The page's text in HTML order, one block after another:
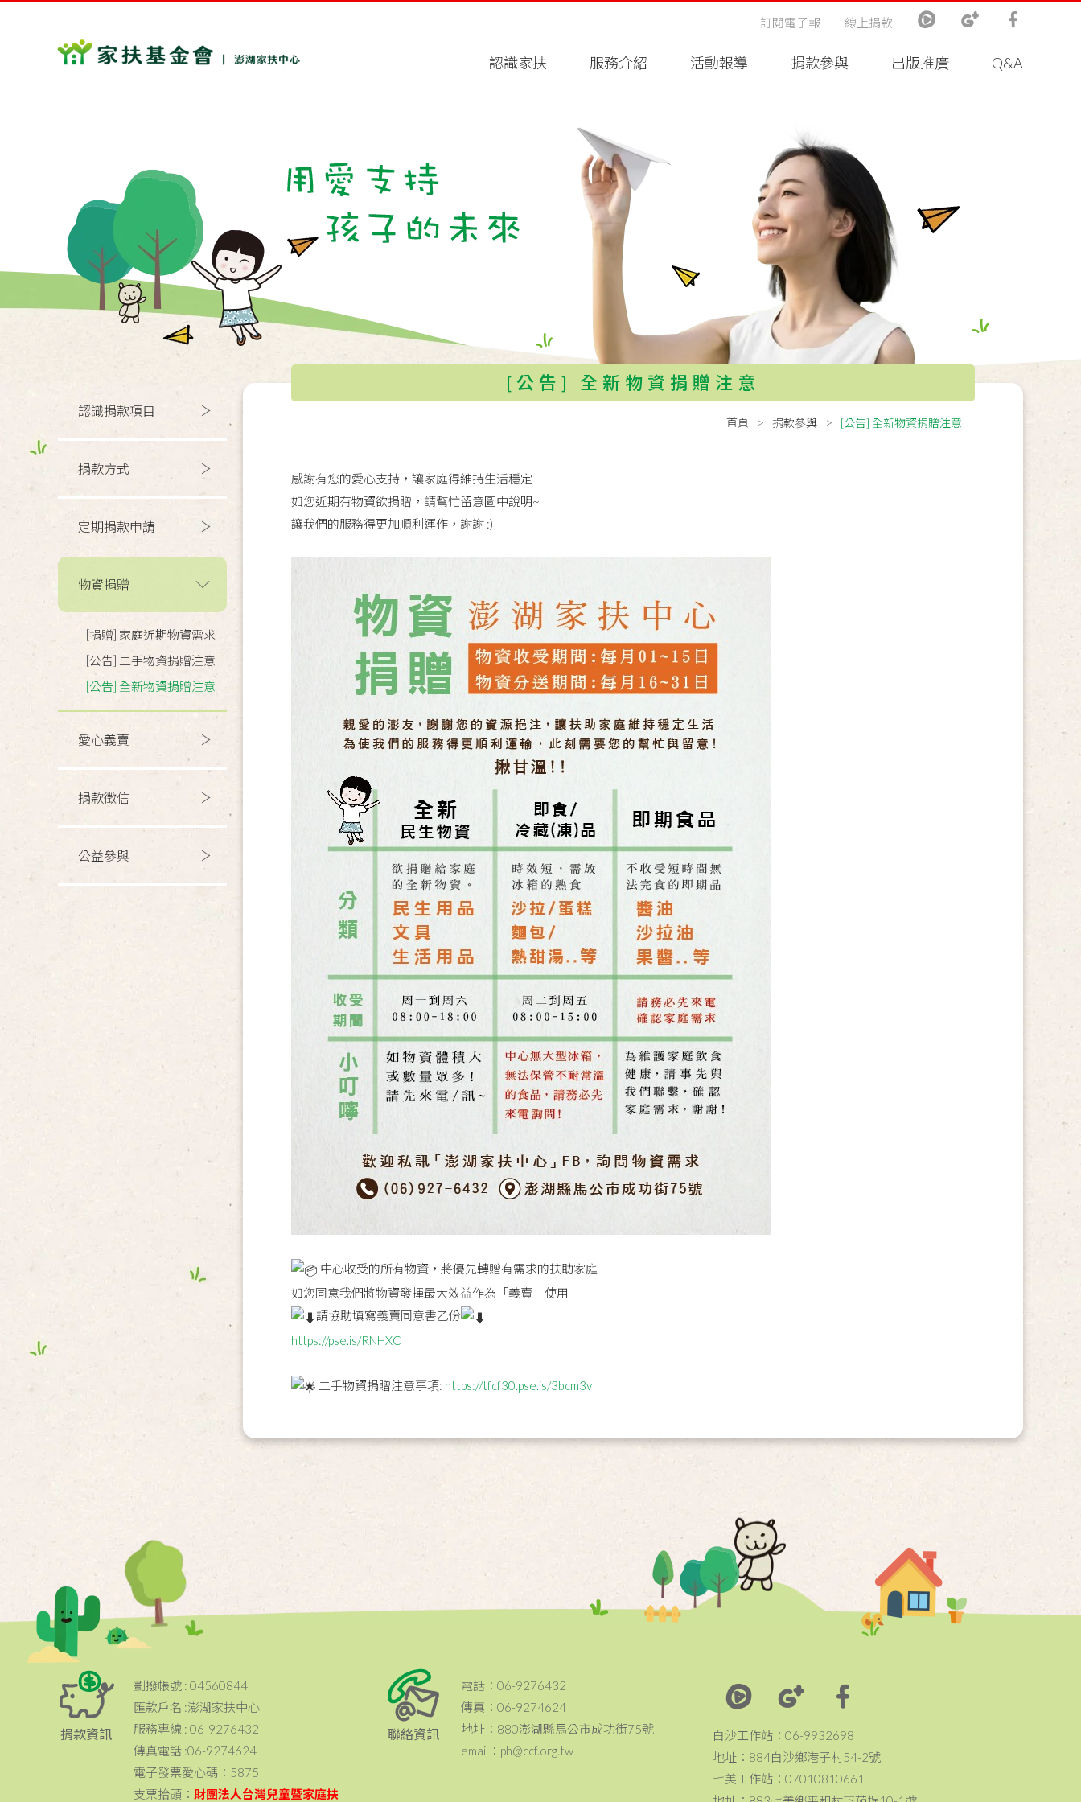
認識家扶 服務介紹 活動報導 捐款參與 出版推廣 Q&A
訂閱電子報 線上捐款
認識捐款項目
捐款方式
定期捐款申請
物資捐贈
[捐贈] 家庭近期物資需求
[公告] 二手物資捐贈注意
[公告] 全新物資捐贈注意
愛心義賣
捐款徵信
公益參與
[公告] 全新物資捐贈注意
首頁 捐款參與 [公告] 全新物資捐贈注意
感謝有您的愛心支持，讓家庭得維持生活穩定
如您近期有物資欲捐贈，請幫忙留意圖中說明~
讓我們的服務得更加順利運作，謝謝 :)
中心收受的所有物資，將優先轉贈有需求的扶助家庭
如您同意我們將物資發揮最大效益作為「義賣」使用
請協助填寫義賣同意書乙份
https://pse.is/RNHXC
二手物資捐贈注意事項: https://tfcf30.pse.is/3bcm3v
捐款資訊
劃撥帳號 : 04560844
匯款戶名 :澎湖家扶中心
服務專線 : 06-9276432
傳真電話 :06-9274624
電子發票愛心碼：5875
支票抬頭： 財團法人台灣兒童暨家庭扶
聯絡資訊
電話：06-9276432
傳真：06-9274624
地址：880澎湖縣馬公市成功街75號
email：ph@ccf.org.tw
白沙工作站：06-9932698
地址：884白沙鄉港子村54-2號
七美工作站：07010810661